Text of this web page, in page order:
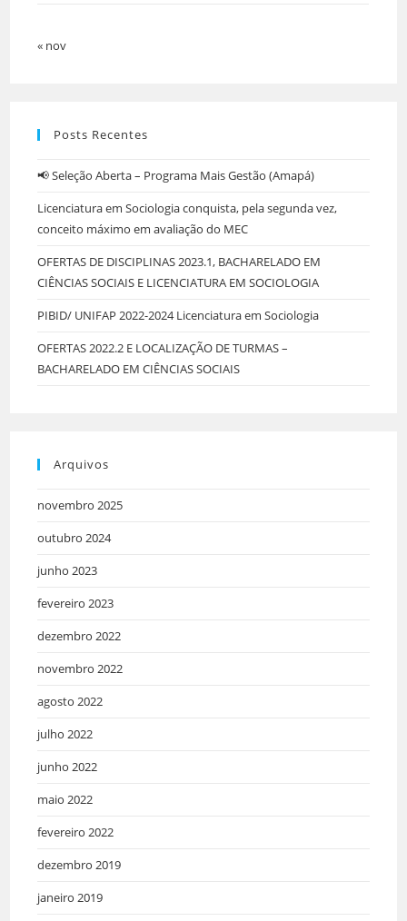
« nov
Posts Recentes
📢 Seleção Aberta – Programa Mais Gestão (Amapá)
Licenciatura em Sociologia conquista, pela segunda vez,
conceito máximo em avaliação do MEC
OFERTAS DE DISCIPLINAS 2023.1, BACHARELADO EM
CIÊNCIAS SOCIAIS E LICENCIATURA EM SOCIOLOGIA
PIBID/ UNIFAP 2022-2024 Licenciatura em Sociologia
OFERTAS 2022.2 E LOCALIZAÇÃO DE TURMAS –
BACHARELADO EM CIÊNCIAS SOCIAIS
Arquivos
novembro 2025
outubro 2024
junho 2023
fevereiro 2023
dezembro 2022
novembro 2022
agosto 2022
julho 2022
junho 2022
maio 2022
fevereiro 2022
dezembro 2019
janeiro 2019